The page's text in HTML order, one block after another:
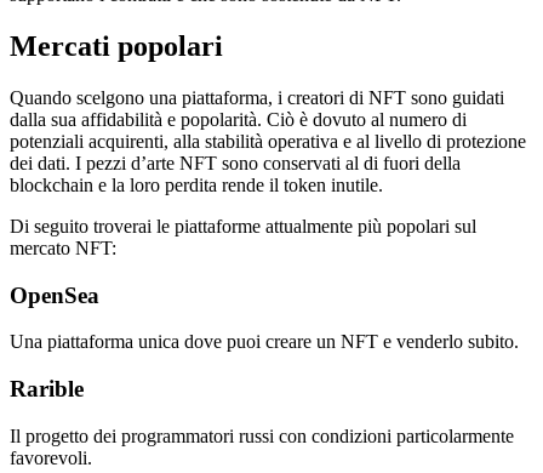
Mercati popolari
Quando scelgono una piattaforma, i creatori di NFT sono guidati
dalla sua affidabilità e popolarità. Ciò è dovuto al numero di
potenziali acquirenti, alla stabilità operativa e al livello di protezione
dei dati. I pezzi d’arte NFT sono conservati al di fuori della
blockchain e la loro perdita rende il token inutile.
Di seguito troverai le piattaforme attualmente più popolari sul
mercato NFT:
OpenSea
Una piattaforma unica dove puoi creare un NFT e venderlo subito.
Rarible
Il progetto dei programmatori russi con condizioni particolarmente
favorevoli.